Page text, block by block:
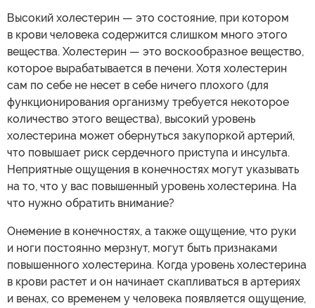
Высокий холестерин — это состояние, при котором
в крови человека содержится слишком много этого
вещества. Холестерин — это воскообразное вещество,
которое вырабатывается в печени. Хотя холестерин
сам по себе не несет в себе ничего плохого (для
функционирования организму требуется некоторое
количество этого вещества), высокий уровень
холестерина может обернуться закупоркой артерий,
что повышает риск сердечного приступа и инсульта.
Неприятные ощущения в конечностях могут указывать
на то, что у вас повышенный уровень холестерина. На
что нужно обратить внимание?
Онемение в конечностях, а также ощущение, что руки
и ноги постоянно мерзнут, могут быть признаками
повышенного холестерина. Когда уровень холестерина
в крови растет и он начинает скапливаться в артериях
и венах, со временем у человека появляется ощущение,